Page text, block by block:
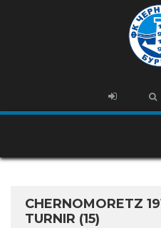
CHERNOMORETZ
TURNIR (15)